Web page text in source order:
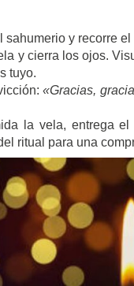
sahumerio y recorre
y cierra los ojos.
tuyo.
«Gracias,
la vela, entrega
ritual para una